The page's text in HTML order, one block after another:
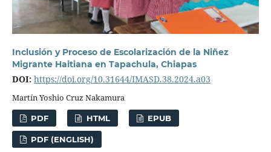
Inclusión y Proceso de Escolarización de la Niñez
Migrante Haitiana en Tapachula, Chiapas
DOI: https://doi.org/10.31644/IMASD.38.2024.a03
Martín Yoshio Cruz Nakamura
PDF HTML EPUB
PDF (ENGLISH)